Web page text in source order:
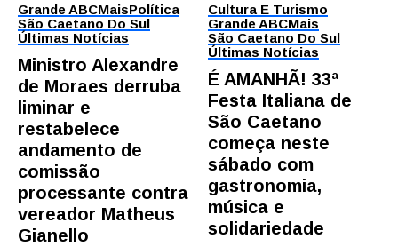
Grande ABCMaisPolítica
São Caetano Do Sul
Últimas Notícias
Ministro Alexandre
de Moraes derruba
liminar e
restabelece
andamento de
comissão
processante contra
vereador Matheus
Gianello
Cultura E Turismo
Grande ABCMais
São Caetano Do Sul
Últimas Notícias
É AMANHÃ! 33ª
Festa Italiana de
São Caetano
começa neste
sábado com
gastronomia,
música e
solidariedade